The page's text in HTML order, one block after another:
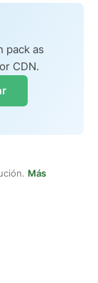
pack as
CDN.
Más